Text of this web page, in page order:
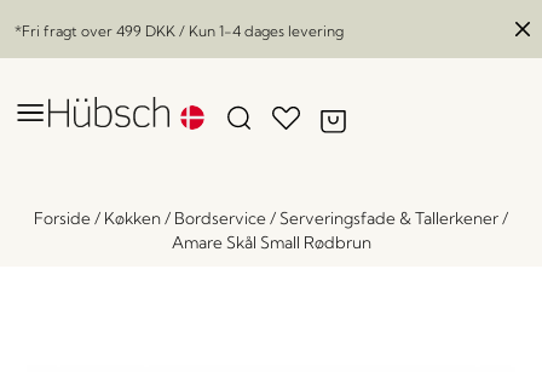
*Fri fragt over 499 DKK / Kun 1-4 dages levering
Forside/ Køkken/ Bordservice/ Serveringsfade & Tallerkener/
Amare Skål Small Rødbrun